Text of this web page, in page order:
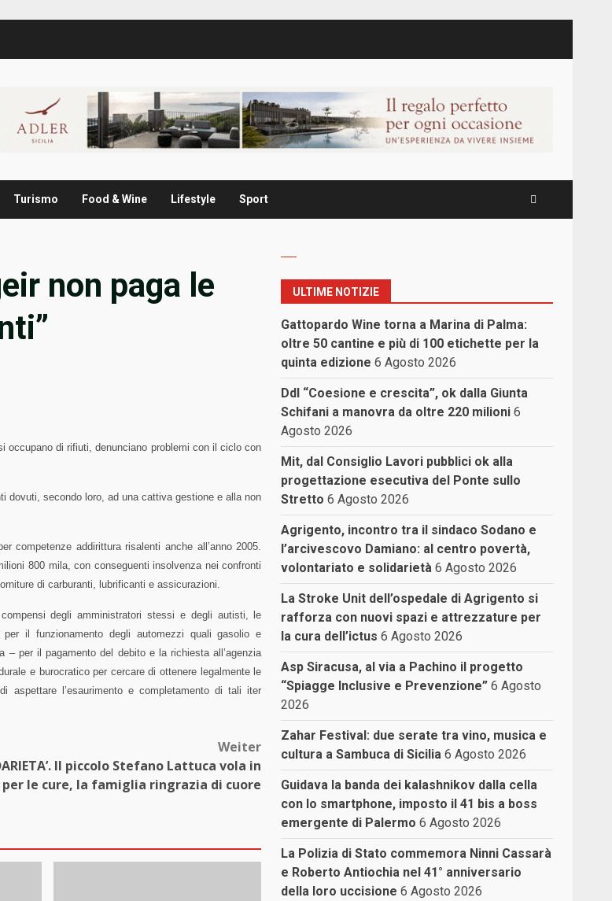
Turismo Food & Wine Lifestyle Sport
non paga le
occupano di rifiuti, denunciano problemi con il ciclo con
dovuti, secondo loro, ad una cattiva gestione e alla non
competenze addirittura risalenti anche all’anno 2005.
800 mila, con conseguenti insolvenza nei confronti
di carburanti, lubrificanti e assicurazioni.
degli amministratori stessi e degli autisti, le
il funzionamento degli automezzi quali gasolio e
– per il pagamento del debito e la richiesta all’agenzia
e burocratico per cercare di ottenere legalmente le
l’esaurimento e completamento di tali iter
Weiter
Il piccolo Stefano Lattuca vola in
per le cure, la famiglia ringrazia di cuore
ULTIME NOTIZIE
Gattopardo Wine torna a Marina di Palma:
oltre 50 cantine e più di 100 etichette per la
quinta edizione 6 Agosto 2026
Ddl “Coesione e crescita”, ok dalla Giunta
Schifani a manovra da oltre 220 milioni 6
Agosto 2026
Mit, dal Consiglio Lavori pubblici ok alla
progettazione esecutiva del Ponte sullo
Stretto 6 Agosto 2026
Agrigento, incontro tra il sindaco Sodano e
l’arcivescovo Damiano: al centro povertà,
volontariato e solidarietà 6 Agosto 2026
La Stroke Unit dell’ospedale di Agrigento si
rafforza con nuovi spazi e attrezzature per
la cura dell’ictus 6 Agosto 2026
Asp Siracusa, al via a Pachino il progetto
“Spiagge Inclusive e Prevenzione” 6 Agosto
2026
Zahar Festival: due serate tra vino, musica e
cultura a Sambuca di Sicilia 6 Agosto 2026
Guidava la banda dei kalashnikov dalla cella
con lo smartphone, imposto il 41 bis a boss
emergente di Palermo 6 Agosto 2026
La Polizia di Stato commemora Ninni Cassarà
e Roberto Antiochia nel 41° anniversario
della loro uccisione 6 Agosto 2026